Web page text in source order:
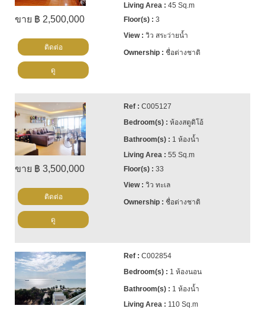
ขาย ฿ 2,500,000
45 Sq.m
3
วิว สระว่ายน้ำ
ชื่อต่างชาติ
ติดต่อ
ดู
ขาย ฿ 3,500,000
C005127
ห้องสตูดิโอ้
1 ห้องน้ำ
55 Sq.m
33
วิว ทะเล
ชื่อต่างชาติ
ติดต่อ
ดู
C002854
1 ห้องนอน
1 ห้องน้ำ
110 Sq.m